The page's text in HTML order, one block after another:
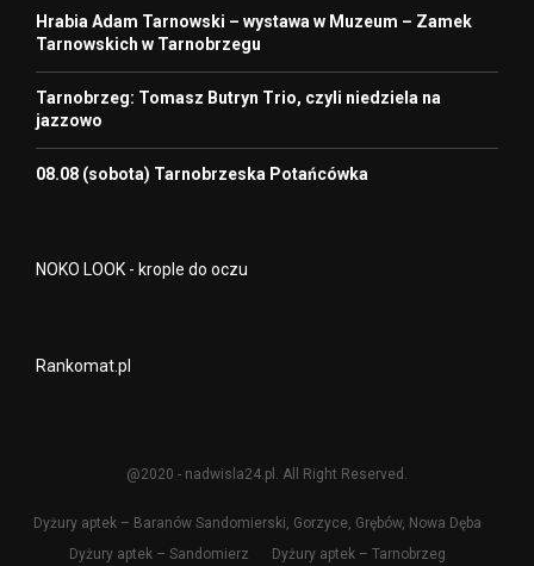
Hrabia Adam Tarnowski – wystawa w Muzeum – Zamek
Tarnowskich w Tarnobrzegu
Tarnobrzeg: Tomasz Butryn Trio, czyli niedziela na
jazzowo
08.08 (sobota) Tarnobrzeska Potańcówka
NOKO LOOK - krople do oczu
Rankomat.pl
@2020 - nadwisla24.pl. All Right Reserved.
Dyżury aptek – Baranów Sandomierski, Gorzyce, Grębów, Nowa Dęba
Dyżury aptek – Sandomierz
Dyżury aptek – Tarnobrzeg